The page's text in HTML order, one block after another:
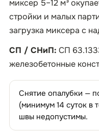
миксер 5–12 м³
стройки и малых
загрузка миксера с
СП / СНиП: СП
железобетонные
Снятие опалубки —
(минимум 14 суток в
швы недопустимы.